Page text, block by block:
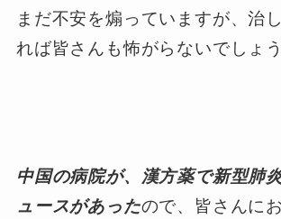
まだ不安を煽っていますが、治
れば皆さんも怖がらないでしょう
中国の病院が、漢方薬で新型肺
ュースがあったので、皆さんに